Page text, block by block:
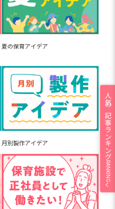
夏の保育アイデア
月別製作アイデア 人気の記事ランキング
RANKING